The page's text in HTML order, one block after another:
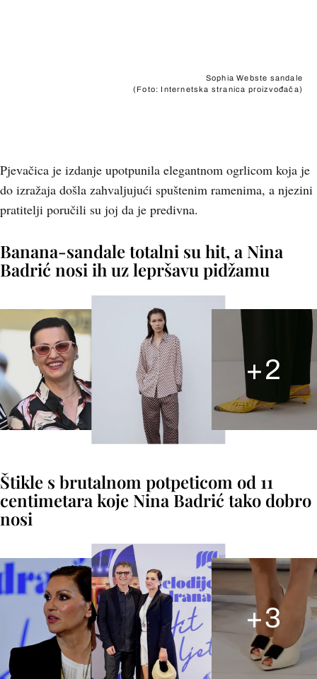
Sophia Webste sandale
(Foto: Internetska stranica proizvođača)
Pjevačica je izdanje upotpunila elegantnom ogrlicom koja je
do izražaja došla zahvaljujući spuštenim ramenima, a njezini
pratitelji poručili su joj da je predivna.
Banana-sandale totalni su hit, a Nina
Badrić nosi ih uz lepršavu pidžamu
+2
Štikle s brutalnom potpeticom od 11
centimetara koje Nina Badrić tako dobro
nosi
+3